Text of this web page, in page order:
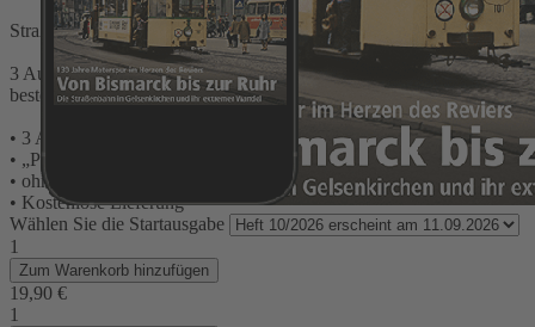
Straßenbahn Magazin - Betriebe, Fahrzeuge, Geschichte
3 Ausgaben Print + Digital bequem und sicher direkt beim Verlag
bestellen und Vorteile testen:
• 3 Ausgaben ohne Risiko mit Preisvorteil testen
• „Plus“ = Zugriff auf digitale Ausgaben in der App oder im Web
• ohne Risko – nach dem Testzeitraum Jahr jederzeit kündbar
• Kostenlose Lieferung
Wählen Sie die Startausgabe
1
Zum Warenkorb hinzufügen
19,90 €
1